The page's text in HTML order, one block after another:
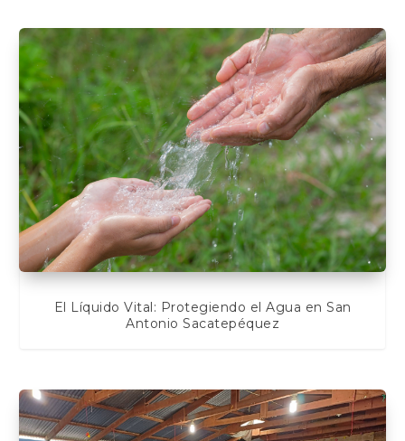
El Líquido Vital: Protegiendo el Agua en San
Antonio Sacatepéquez